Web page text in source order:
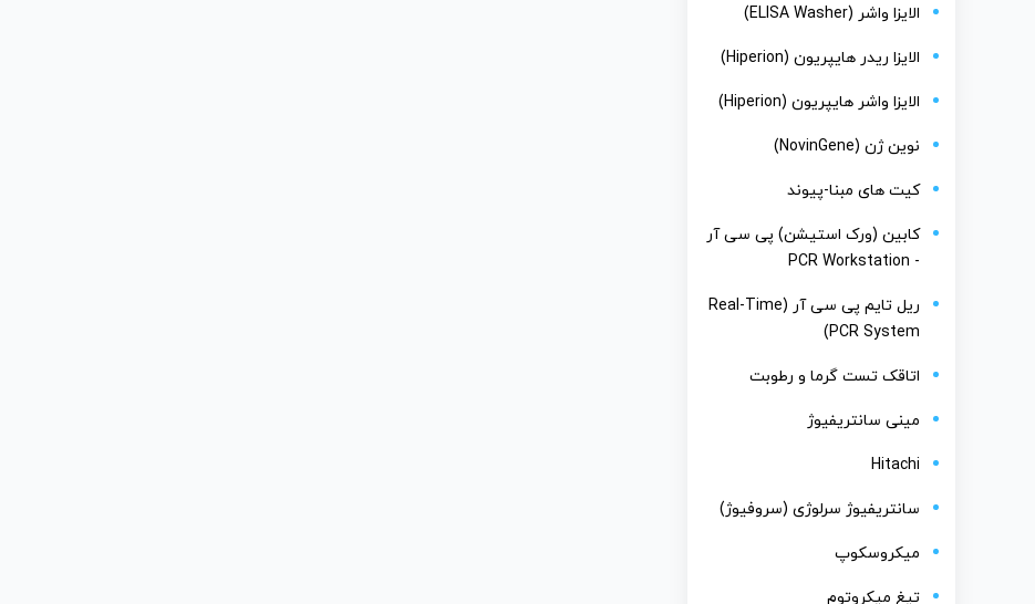
الایزا واشر (ELISA Washer)
الایزا ریدر هایپریون (Hiperion)
الایزا واشر هایپریون (Hiperion)
نوین ژن (NovinGene)
کیت های مبنا-پیوند
کابین (ورک استیشن) پی سی آر
- PCR Workstation
ریل تایم پی سی آر (Real-Time
PCR System)
اتاقک تست گرما و رطوبت
مینی سانتریفیوژ
Hitachi
سانتریفیوژ سرلوژی (سروفیوژ)
میکروسکوپ
تیغ میکروتوم